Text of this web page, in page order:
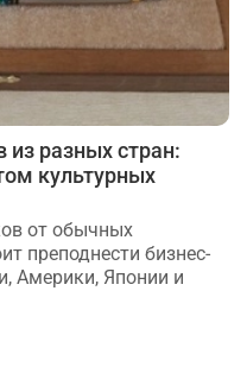
из разных стран:
культурных
от обычных
преподнести бизнес-
Америки, Японии и